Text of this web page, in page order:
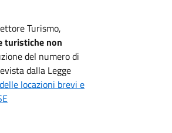
Turismo,
turistiche non
del numero di
dalla Legge
locazioni brevi e